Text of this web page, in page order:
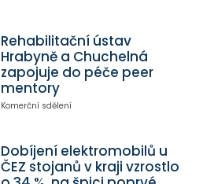
Rehabilitační ústav
Hrabyně a Chuchelná
zapojuje do péče peer
mentory
Komerční sdělení
Dobíjení elektromobilů u
ČEZ stojanů v kraji vzrostlo